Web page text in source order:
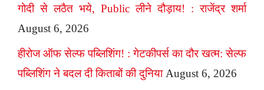
गोदी से लठैत भये, Public लीने दौड़ाय! : राजेंद्र शर्मा
August 6, 2026
हीरोज ऑफ सेल्फ पब्लिशिंग! : गेटकीपर्स का दौर खत्म: सेल्फ
पब्लिशिंग ने बदल दी किताबों की दुनिया August 6, 2026